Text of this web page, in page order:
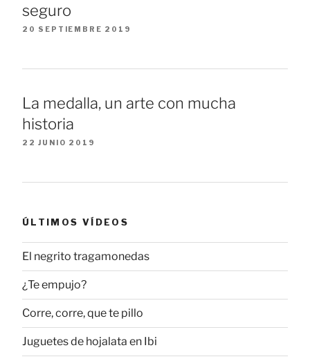
seguro
20 SEPTIEMBRE 2019
La medalla, un arte con mucha
historia
22 JUNIO 2019
ÚLTIMOS VÍDEOS
El negrito tragamonedas
¿Te empujo?
Corre, corre, que te pillo
Juguetes de hojalata en Ibi